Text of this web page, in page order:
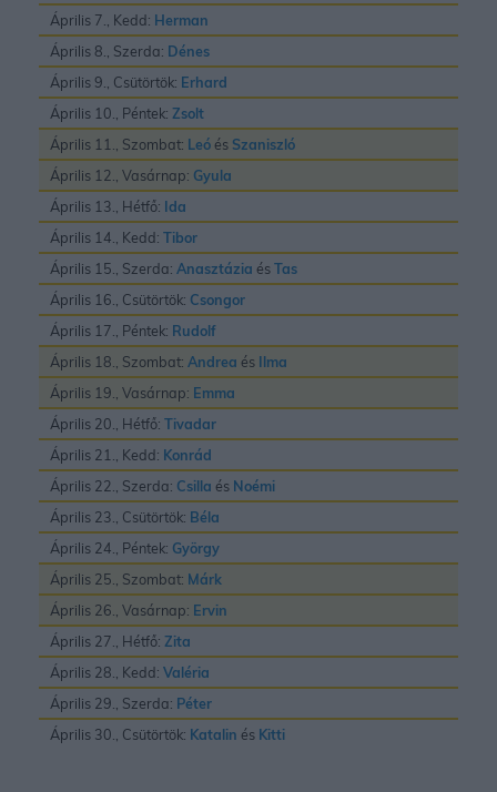
Április 7., Kedd: Herman
Április 8., Szerda: Dénes
Április 9., Csütörtök: Erhard
Április 10., Péntek: Zsolt
Április 11., Szombat: Leó és Szaniszló
Április 12., Vasárnap: Gyula
Április 13., Hétfő: Ida
Április 14., Kedd: Tibor
Április 15., Szerda: Anasztázia ésTas
Április 16., Csütörtök: Csongor
Április 17., Péntek: Rudolf
Április 18., Szombat: Andrea és Ilma
Április 19., Vasárnap: Emma
Április 20., Hétfő: Tivadar
Április 21., Kedd: Konrád
Április 22., Szerda: Csilla és Noémi
Április 23., Csütörtök: Béla
Április 24., Péntek: György
Április 25., Szombat: Márk
Április 26., Vasárnap: Ervin
Április 27., Hétfő: Zita
Április 28., Kedd: Valéria
Április 29., Szerda: Péter
Április 30., Csütörtök: Katalin és Kitti